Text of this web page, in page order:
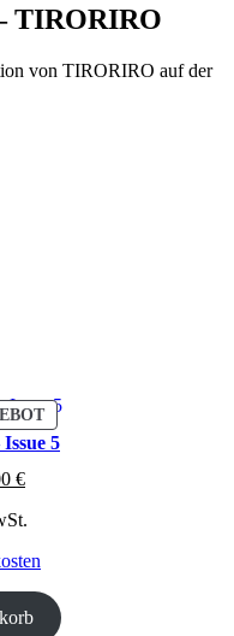
TIRORIRO
von TIRORIRO auf der
PRODUKT
IM
ANGEBOT
5
€Aktueller
ist: